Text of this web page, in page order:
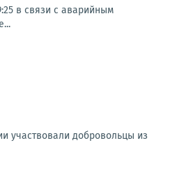
в связи с аварийным
участвовали добровольцы из